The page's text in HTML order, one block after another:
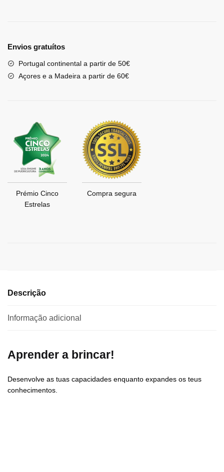
Envios gratuítos
Portugal continental a partir de 50€
Açores e a Madeira a partir de 60€
Prémio Cinco
Estrelas
Compra segura
Descrição
Informação adicional
Aprender a brincar!
Desenvolve as tuas capacidades enquanto expandes os teus
conhecimentos.